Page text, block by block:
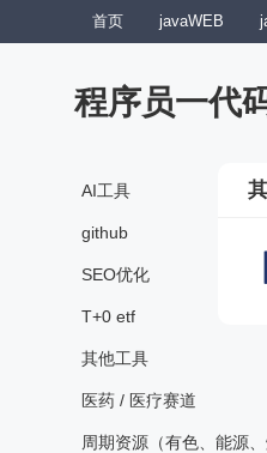
首页 javaWEB
程序员一代
AI工具
github
SEO优化
T+0 etf
其他工具
医药 / 医疗赛道
周期资源（有色、能源